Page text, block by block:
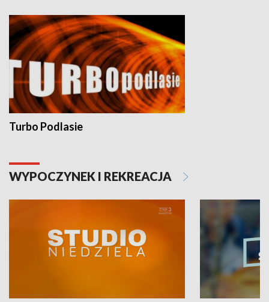
Turbo Podlasie
WYPOCZYNEK I REKREACJA